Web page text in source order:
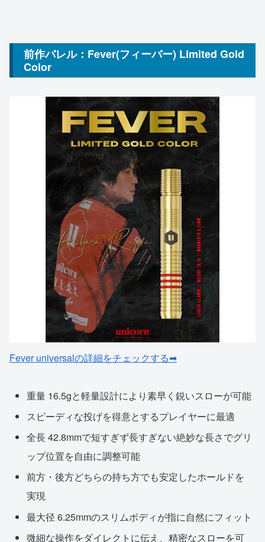
前作バレル：Fever(フィーバー) Limited Gold
Color
Fever universalの詳細をチェックする➡
重量 16.5gと軽量設計により素早く鋭いスローが可能
スピーディな投げを得意とするプレイヤーに最適
全長 42.8mmで短すぎず長すぎない絶妙な長さでグリ
ップ位置を自由に調整可能
前方・後方どちらの持ち方でも安定したホールドを
実現
最大径 6.25mmのスリムボディが指に自然にフィット
微細な操作をダイレクトに伝え、精密なスローを可